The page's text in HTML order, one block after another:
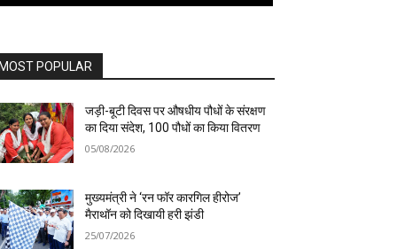
POPULAR
जड़ी-बूटी दिवस पर औषधीय पौधों के संरक्षण
का दिया संदेश, 100 पौधों का किया वितरण
05/08/2026
मुख्यमंत्री ने ‘रन फॉर कारगिल हीरोज’
मैराथॉन को दिखायी हरी झंडी
25/07/2026